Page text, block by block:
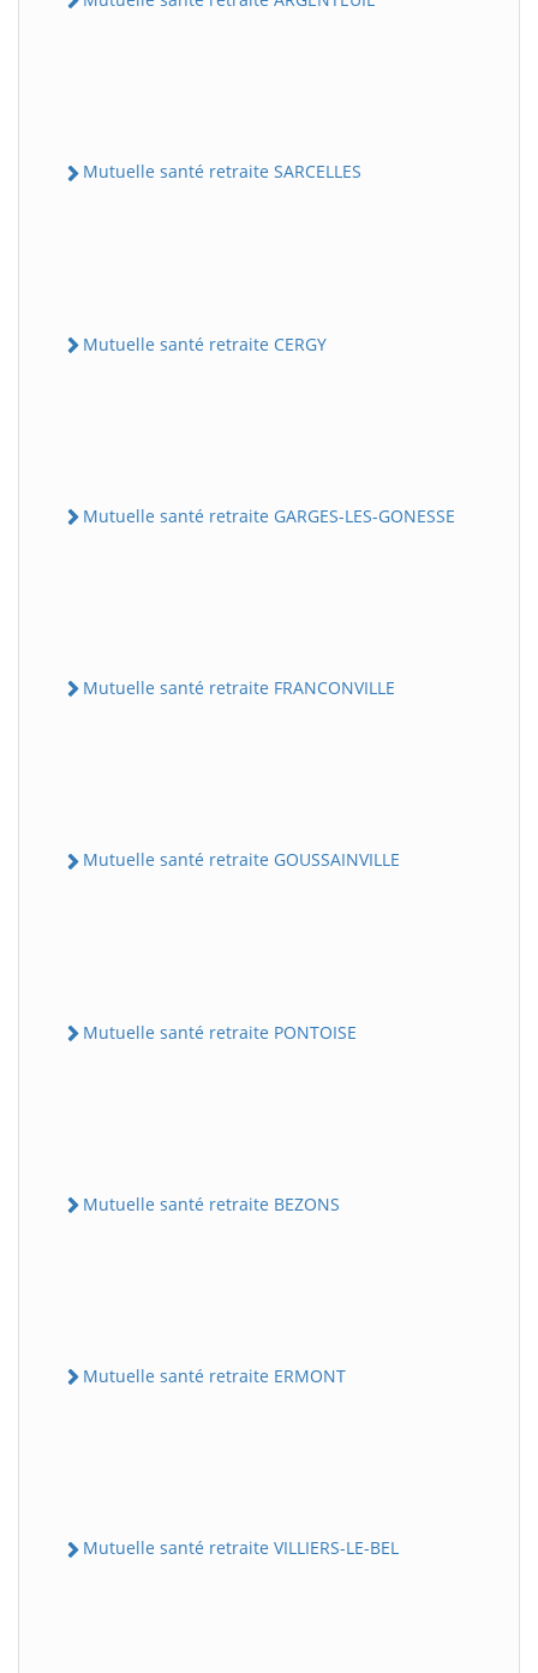
Mutuelle santé retraite SARCELLES
Mutuelle santé retraite CERGY
Mutuelle santé retraite GARGES-LES-GONESSE
Mutuelle santé retraite FRANCONVILLE
Mutuelle santé retraite GOUSSAINVILLE
Mutuelle santé retraite PONTOISE
Mutuelle santé retraite BEZONS
Mutuelle santé retraite ERMONT
Mutuelle santé retraite VILLIERS-LE-BEL